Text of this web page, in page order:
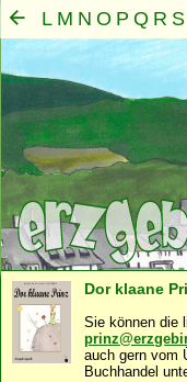
L M N O P Q R S
Mensch
Seele ·
Dor klaane
Sie können die
auch gern vom
Buchhandel